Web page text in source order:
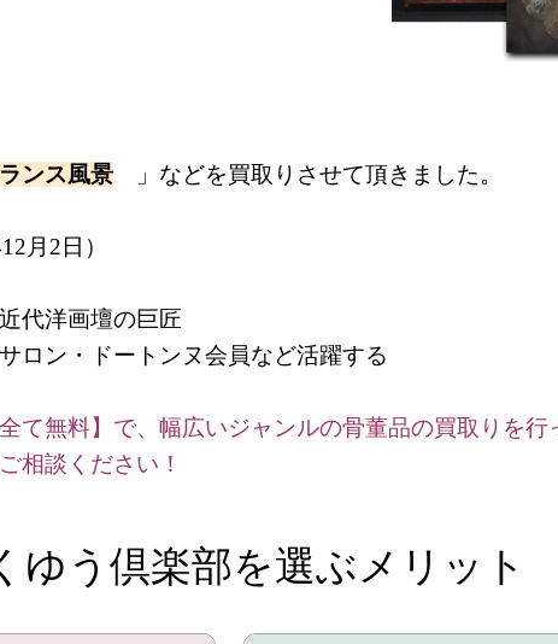
ンス風景 」などを買取りさせて頂きました。
月2日）
代洋画壇の巨匠
ロン・ドートンヌ会員など活躍する
て無料】で、幅広いジャンルの骨董品の買取りを行
相談ください！
ゆう倶楽部を選ぶメリット